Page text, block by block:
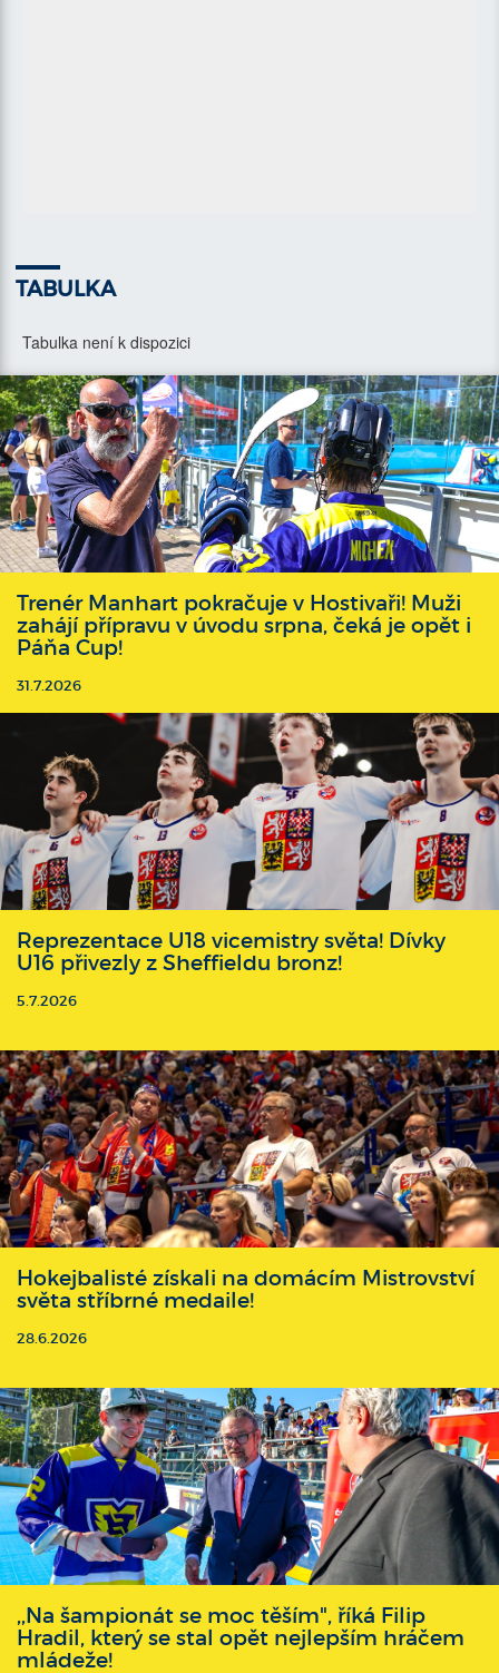
TABULKA
Tabulka není k dispozici
Trenér Manhart pokračuje v Hostivaři! Muži
zahájí přípravu v úvodu srpna, čeká je opět i
Páňa Cup!
31.7.2026
Reprezentace U18 vicemistry světa! Dívky
U16 přivezly z Sheffieldu bronz!
5.7.2026
Hokejbalisté získali na domácím Mistrovství
světa stříbrné medaile!
28.6.2026
,,Na šampionát se moc těším", říká Filip
Hradil, který se stal opět nejlepším hráčem
mládeže!